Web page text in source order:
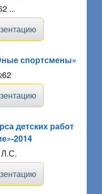
...
спортсмены»
детских работ
2014
Л.С.